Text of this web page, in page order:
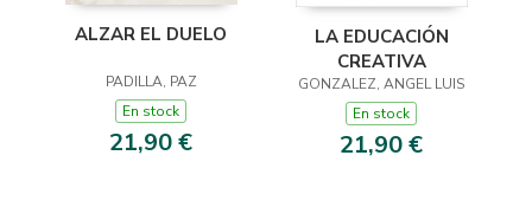
ALZAR EL DUELO
PADILLA, PAZ
En stock
21,90 €
LA EDUCACIÓN
CREATIVA
GONZALEZ, ANGEL LUIS
En stock
21,90 €